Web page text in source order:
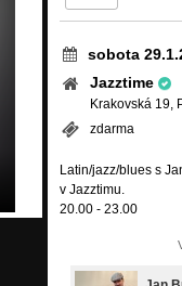
sobota
Jazztime
Krakovská 19,
zdarma
Latin/jazz/blues s
v Jazztimu.
20.00 - 23.00